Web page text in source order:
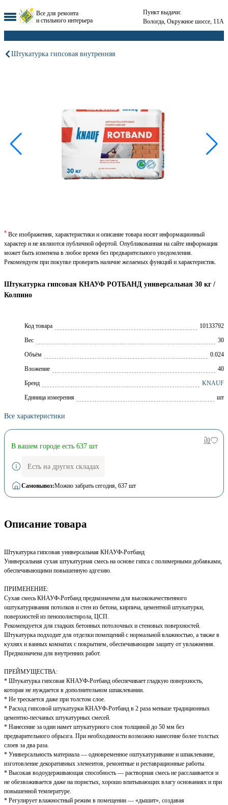
Все для ремонта
и стильного интерьера
Пункт выдачи:
Вологда, Окружное шоссе, 11А
Штукатурка гипсовая внутренняя
Штукатурка гипсовая КНАУФ РОТБАНД универсальная 30 кг /
Колпино
Код товара
10133792
Вес
30
Объём
0.024
Вложение
40
Брeнд
KNAUF
Единица измерения
шт
Все характеристики
* Все изображения, характеристики и описание товара носят информационный
характер и не являются публичной офертой. Опубликованная на сайте информация
может быть изменена в любое время без предварительного уведомления.
Рекомендуем при покупке проверять наличие желаемых функций и характеристик.
В вашем городе есть 637 шт
Есть на других складах
Самовывоз:Можно забрать сегодня, 637 шт
Описание товара
Штукатурка гипсовая универсальная КНАУФ-Ротбанд
Универсальная сухая штукатурная смесь на основе гипса с полимерными добавками,
обеспечивающими повышенную адгезию.
ПРИМЕНЕНИЕ:
Сухая смесь КНАУФ-Ротбанд предназначена для высококачественного
оштукатуривания потолков и стен из бетона, кирпича, цементной штукатурки,
поверхностей из пенополистирола, ЦСП.
Рекомендуется для гладких бетонных потолочных и стеновых поверхностей.
Штукатурка подходит для отделки помещений с нормальной влажностью, а также в
кухнях и ванных комнатах с покрытием, обеспечивающим защиту от увлажнения.
Предназначена для внутренних работ.
ПРЕЙМУЩЕСТВА:
* Штукатурка гипсовая КНАУФ-Ротбанд обеспечивает гладкую поверхность,
которая не нуждается в дополнительном шпаклевании.
* Не трескается даже при толстом слое.
* Расход гипсовой штукатурки КНАУФ-Ротбанд в 2 раза меньше традиционных
цементно-песчаных штукатурных смесей.
* Нанесение за один намет штукатурного слоя толщиной до 50 мм без
предварительного обрызга. При необходимости возможно нанесение более толстых
слоев за два раза.
* Универсальность материала — одновременное оштукатуривание и шпаклевание,
изготовление декоративных элементов, ремонтные и реставрационные работы.
* Высокая водоудерживающая способность — растворная смесь не расслаивается и
не обезвоживается даже на пористых, хорошо впитывающих влагу основаниях и при
повышенной температуре.
* Регулирует влажностный режим в помещении — «дышит», создавая